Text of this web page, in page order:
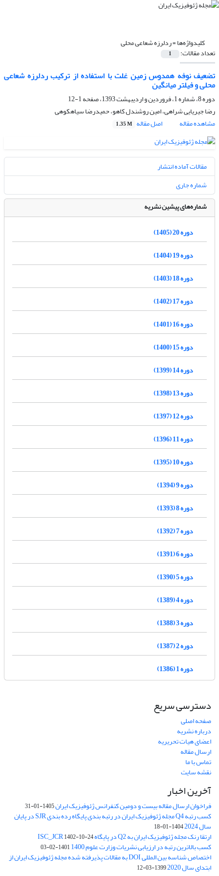
کلیدواژه‌ها =ردلرزه شعاعی محلی
تعداد مقالات: 1
تضعیف نوفه همدوس زمین غلت با استفاده از ترکیب ردلرزه شعاعی
محلی و فیلتر میانگین
دوره 8، شماره 1، فروردین و اردیبهشت 1393، صفحه
1-12
رضا جیریایی شراهی، امین روشندل کاهو، حمیدرضا سیاهکوهی
مشاهده مقاله
اصل مقاله 1.35 M
مقالات آماده انتشار
شماره جاری
شماره‌های پیشین نشریه
دوره 20 (1405)
دوره 19 (1404)
دوره 18 (1403)
دوره 17 (1402)
دوره 16 (1401)
دوره 15 (1400)
دوره 14 (1399)
دوره 13 (1398)
دوره 12 (1397)
دوره 11 (1396)
دوره 10 (1395)
دوره 9 (1394)
دوره 8 (1393)
دوره 7 (1392)
دوره 6 (1391)
دوره 5 (1390)
دوره 4 (1389)
دوره 3 (1388)
دوره 2 (1387)
دوره 1 (1386)
دسترسی سریع
صفحه اصلی
درباره نشریه
اعضای هیات تحریریه
ارسال مقاله
تماس با ما
نقشه سایت
آخرین اخبار
فراخوان ارسال مقاله بیست و دومین کنفرانس ژئوفیزیک ایران1405-01-31
کسب رتبه Q4 مجله ژئوفیزیک ایران در رتبه بندی پایگاه رده بندی SJR در پایان
سال 2024 1404-01-18
ارتقا رنک مجله ژئوفیزیک ایران به Q2 در پایگاه ISC_JCR 1402-10-24
کسب بالاترین رتبه در ارزیابی نشریات وزارت علوم 1400 1401-02-03
اختصاص شناسه بین المللی DOI به مقالات پذیرفته شده مجله ژئوفیزیک ایران از
ابتدای سال 2020 1399-03-12